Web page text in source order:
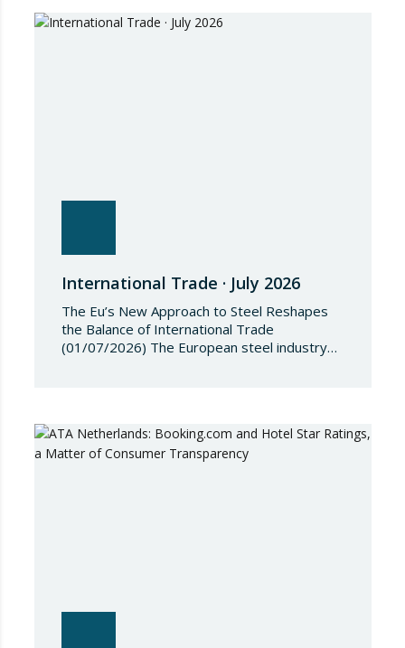
restrictive measures against the proliferation
International Trade · July 2026
The Eu’s New Approach to Steel Reshapes
the Balance of International Trade
(01/07/2026) The European steel industry
conditions governing steel imports by
establishing a tariff-rate quota of 18.3 million